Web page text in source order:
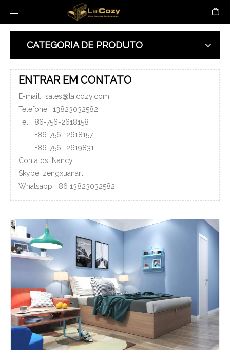
CATEGORIA DE PRODUTO
ENTRAR EM CONTATO
E-mail: sales@laicozy.com
Telefone: 13823032582
Tel: +86-756-2618158
+86-756- 2618157
+86-756- 2619831
Contatos: Nancy
Skype: zengxuanart
Whatsapp: +86 13823032582